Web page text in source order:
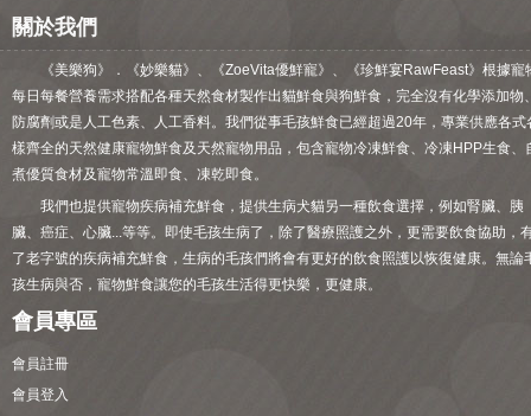
關於我們
《美樂狗》．《妙樂貓》、《ZoeVita優鮮寵》、《珍鮮宴RawFeast》根據寵
每日每餐營養需求搭配各種天然食材製作出貓鮮食與狗鮮食，完全沒有化學添加物
防腐劑或是人工色素、人工香料。我們從事毛孩鮮食已經超過20年，專業供應各式
樣齊全的天然健康寵物鮮食及天然寵物用品，包含寵物冷凍鮮食、冷凍HPP生食、
煮優質食材及寵物常溫即食、凍乾即食。
我們也提供寵物疾病補充鮮食，提供生病犬貓另一種飲食選擇，例如腎臟、胰
臟、癌症、心臟...等等。即使毛孩生病了，除了醫療照護之外，更需要飲食協助，
了老字號的疾病補充鮮食，生病的毛孩們將會有更好的飲食照護以恢復健康。無論
孩生病與否，寵物鮮食讓您的毛孩生活得更快樂，更健康。
會員專區
會員註冊
會員登入